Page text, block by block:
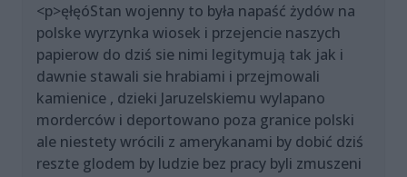
<p>ęłęóStan wojenny to była napaść żydów na
polske wyrzynka wiosek i przejencie naszych
papierow do dziś sie nimi legitymują tak jak i
dawnie stawali sie hrabiami i przejmowali
kamienice , dzieki Jaruzelskiemu wylapano
morderców i deportowano poza granice polski
ale niestety wrócili z amerykanami by dobić dziś
reszte glodem by ludzie bez pracy byli zmuszeni